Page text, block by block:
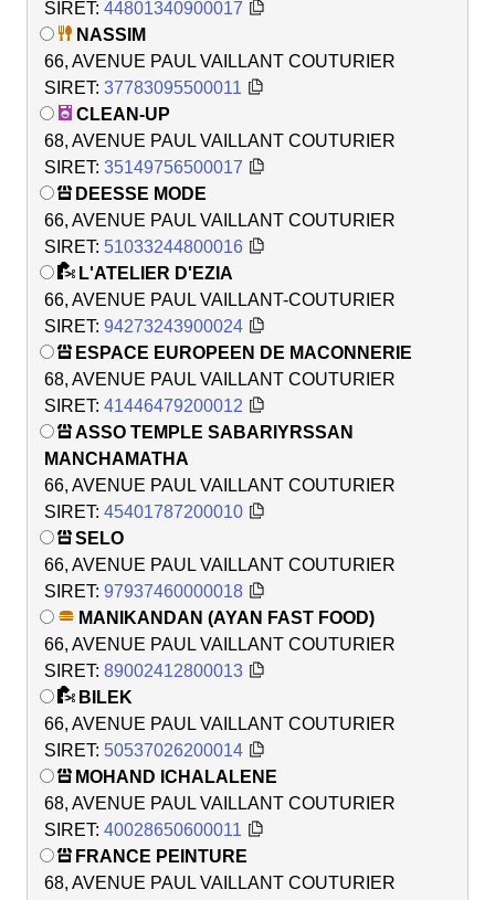
SIRET: 44801340900017
NASSIM
66, AVENUE PAUL VAILLANT COUTURIER
SIRET: 37783095500011
CLEAN-UP
68, AVENUE PAUL VAILLANT COUTURIER
SIRET: 35149756500017
DEESSE MODE
66, AVENUE PAUL VAILLANT COUTURIER
SIRET: 51033244800016
L'ATELIER D'EZIA
66, AVENUE PAUL VAILLANT-COUTURIER
SIRET: 94273243900024
ESPACE EUROPEEN DE MACONNERIE
68, AVENUE PAUL VAILLANT COUTURIER
SIRET: 41446479200012
ASSO TEMPLE SABARIYRSSAN
MANCHAMATHA
66, AVENUE PAUL VAILLANT COUTURIER
SIRET: 45401787200010
SELO
66, AVENUE PAUL VAILLANT COUTURIER
SIRET: 97937460000018
MANIKANDAN (AYAN FAST FOOD)
66, AVENUE PAUL VAILLANT COUTURIER
SIRET: 89002412800013
BILEK
66, AVENUE PAUL VAILLANT COUTURIER
SIRET: 50537026200014
MOHAND ICHALALENE
68, AVENUE PAUL VAILLANT COUTURIER
SIRET: 40028650600011
FRANCE PEINTURE
68, AVENUE PAUL VAILLANT COUTURIER